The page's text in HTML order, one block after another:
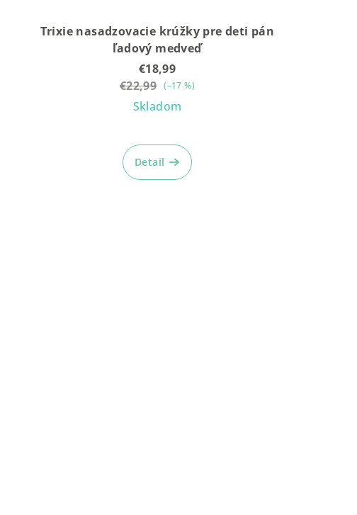
Trixie nasadzovacie krúžky pre deti pán
ľadový medveď
€18,99
€22,99 (–17 %)
Skladom
Detail